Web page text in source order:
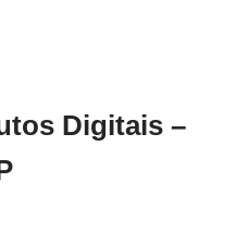
Digitais –